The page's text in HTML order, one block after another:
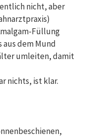
nicht, aber
Füllung
dem Mund
umleiten, damit
nichts, ist klar.